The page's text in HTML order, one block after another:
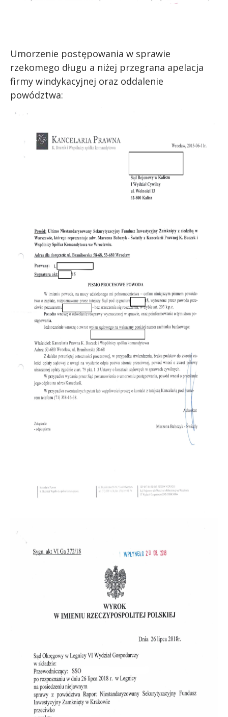
Umorzenie postępowania w sprawie
rzekomego długu a niżej przegrana apelacja
firmy windykacyjnej oraz oddalenie
powództwa: